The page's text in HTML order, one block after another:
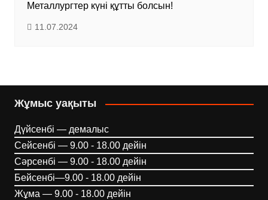
Металлургтер күні құтты болсын!
11.07.2024
Жұмыс уақыты
Дүйсенбі — демалыс
Сейсенбі — 9.00 - 18.00 дейін
Сәрсенбі — 9.00 - 18.00 дейін
Бейсенбі—9.00 - 18.00 дейін
Жұма — 9.00 - 18.00 дейін